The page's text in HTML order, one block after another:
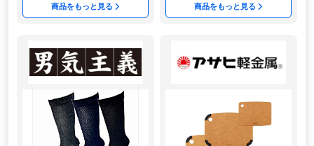
商品をもっと見る 商品をもっと見る